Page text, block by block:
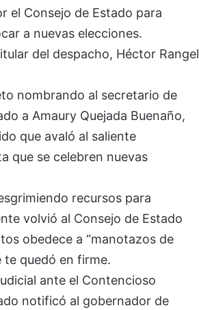
el Consejo de Estado para
a nuevas elecciones.
del despacho, Héctor Rangel
nombrando al secretario de
a Amaury Quejada Buenaño,
que avaló al saliente
que se celebren nuevas
recursos para
volvió al Consejo de Estado
obedece a “manotazos de
te quedó en firme.
ante el Contencioso
notificó al gobernador de